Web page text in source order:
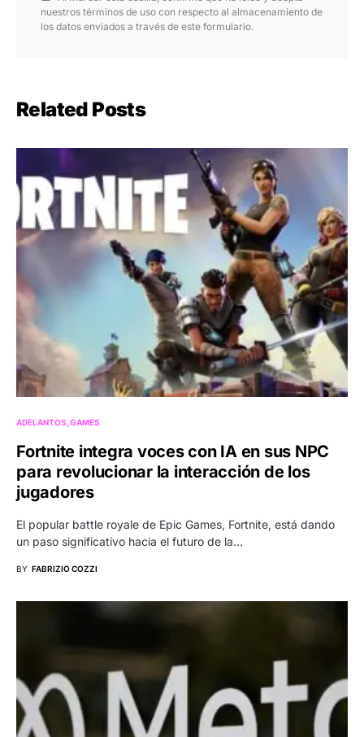
nuestros términos de uso con respecto al almacenamiento de
los datos enviados a través de este formulario.
Related Posts
ADELANTOS GAMES
Fortnite integra voces con IA en sus NPC
para revolucionar la interacción de los
jugadores
El popular battle royale de Epic Games, Fortnite, está dando
un paso significativo hacia el futuro de la…
BY FABRIZIO COZZI